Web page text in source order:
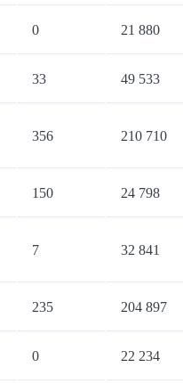
0 21 880
33 49 533
356 210 710
150 24 798
7 32 841
235 204 897
0 22 234